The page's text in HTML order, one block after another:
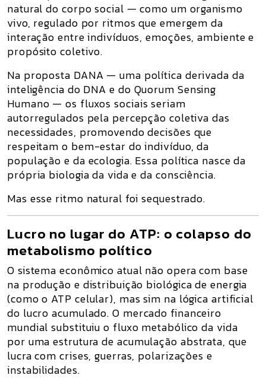
natural do corpo social — como um organismo
vivo, regulado por ritmos que emergem da
interação entre indivíduos, emoções, ambiente e
propósito coletivo.
Na proposta DANA — uma política derivada da
inteligência do DNA e do Quorum Sensing
Humano — os fluxos sociais seriam
autorregulados pela percepção coletiva das
necessidades, promovendo decisões que
respeitam o bem-estar do indivíduo, da
população e da ecologia. Essa política nasce da
própria biologia da vida e da consciência.
Mas esse ritmo natural foi sequestrado.
Lucro no lugar do ATP: o colapso do
metabolismo político
O sistema econômico atual não opera com base
na produção e distribuição biológica de energia
(como o ATP celular), mas sim na lógica artificial
do lucro acumulado. O mercado financeiro
mundial substituiu o fluxo metabólico da vida
por umaestrutura de acumulação abstrata, que
lucra com crises, guerras, polarizações e
instabilidades.